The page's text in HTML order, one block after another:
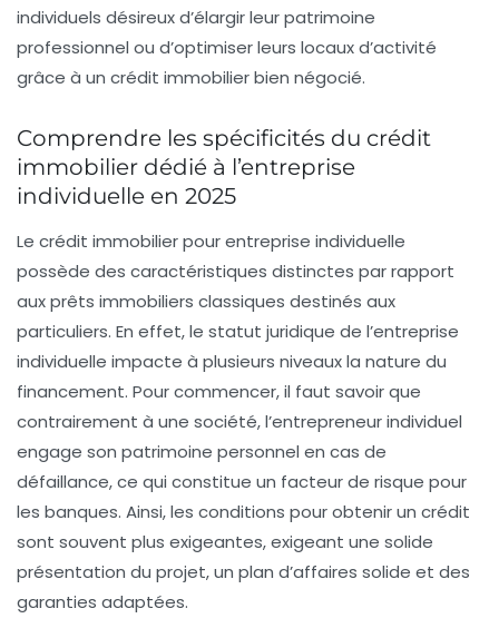
individuels désireux d’élargir leur patrimoine
professionnel ou d’optimiser leurs locaux d’activité
grâce à un crédit immobilier bien négocié.
Comprendre les spécificités du crédit
immobilier dédié à l’entreprise
individuelle en 2025
Le crédit immobilier pour entreprise individuelle
possède des caractéristiques distinctes par rapport
aux prêts immobiliers classiques destinés aux
particuliers. En effet, le statut juridique de l’entreprise
individuelle impacte à plusieurs niveaux la nature du
financement. Pour commencer, il faut savoir que
contrairement à une société, l’entrepreneur individuel
engage son patrimoine personnel en cas de
défaillance, ce qui constitue un facteur de risque pour
les banques. Ainsi, les conditions pourobtenir un crédit
sont souvent plus exigeantes, exigeant une solide
présentation du projet, un plan d’affaires solide et des
garanties adaptées.